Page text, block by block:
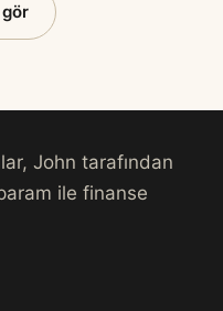
John tarafından
ile finanse